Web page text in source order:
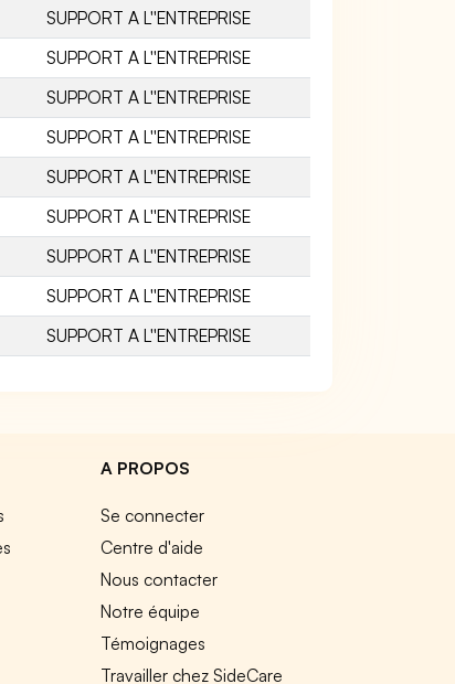
SUPPORT A L''ENTREPRISE
SUPPORT A L''ENTREPRISE
SUPPORT A L''ENTREPRISE
SUPPORT A L''ENTREPRISE
SUPPORT A L''ENTREPRISE
SUPPORT A L''ENTREPRISE
SUPPORT A L''ENTREPRISE
SUPPORT A L''ENTREPRISE
SUPPORT A L''ENTREPRISE
A PROPOS
Se connecter
Centre d'aide
Nous contacter
Notre équipe
Témoignages
Travailler chez SideCare